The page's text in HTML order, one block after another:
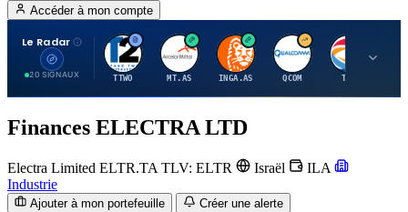
Accéder à mon compte
Le Radar
20 SIGNAUX
T
TTWO
A
MT.AS
I
INGA.AS
Q
QCOM
T
TTE
Finances ELECTRA LTD
Electra Limited ELTR.TA TLV: ELTR Israël
ILA
Industrie
Ajouter à mon portefeuille Créer une alerte